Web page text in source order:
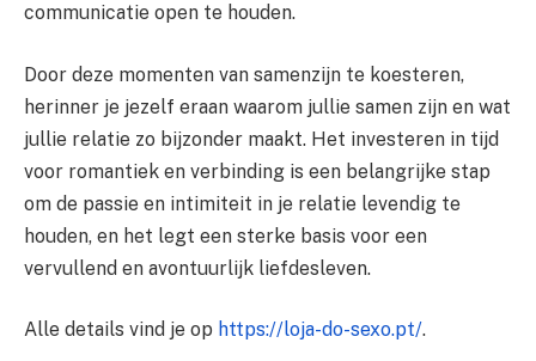
communicatie open te houden.
Door deze momenten van samenzijn te koesteren,
herinner je jezelf eraan waarom jullie samen zijn en wat
jullie relatie zo bijzonder maakt. Het investeren in tijd
voor romantiek en verbinding is een belangrijke stap
om de passie en intimiteit in je relatie levendig te
houden, en het legt een sterke basis voor een
vervullend en avontuurlijk liefdesleven.
Alle details vind je op https://loja-do-sexo.pt/.